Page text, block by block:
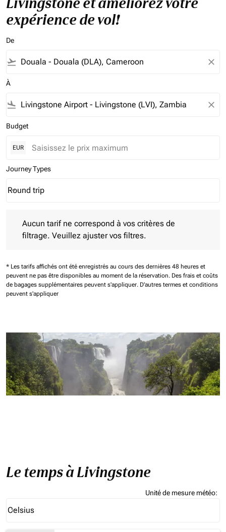
expérience de vol!
De
flight_takeoff close
À
flight_land close
Budget
EUR
Journey Types
Journey Types option Round trip Selected
Round trip
keyboard_arrow_down
Aucun tarif ne correspond à vos critères de
filtrage. Veuillez ajuster vos filtres.
* Les tarifs affichés ont été enregistrés au cours des dernières 48 heures et
peuvent ne pas être disponibles au moment de la réservation. Des frais et coûts
de bagages supplémentaires peuvent s'appliquer. D'autres termes et conditions
peuvent s'appliquer
Le temps à Livingstone
Unité de mesure météo:
Celsius
keyboard_arrow_down